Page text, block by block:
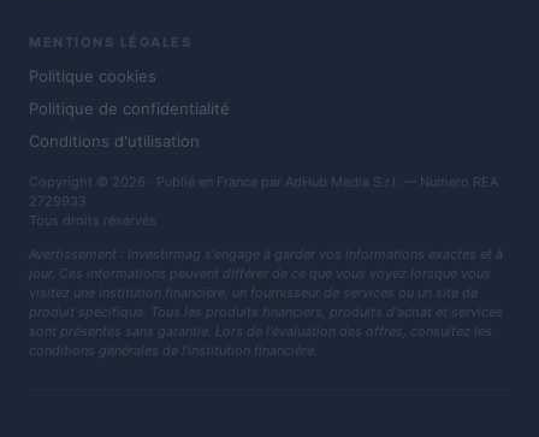
MENTIONS LÉGALES
Politique cookies
Politique de confidentialité
Conditions d'utilisation
Copyright © 2026 · Publié en France par AdHub Media S.r.l. — Numero REA
2729933
Tous droits réservés
Avertissement : Investirmag s'engage à garder vos informations exactes et à
jour. Ces informations peuvent différer de ce que vous voyez lorsque vous
visitez une institution financière, un fournisseur de services ou un site de
produit spécifique. Tous les produits financiers, produits d'achat et services
sont présentés sans garantie. Lors de l'évaluation des offres, consultez les
conditions générales de l'institution financière.